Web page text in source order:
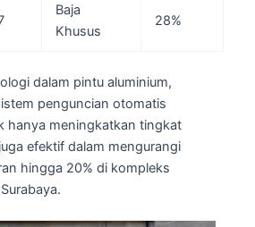
Baja
Khusus
28%
dalam pintu aluminium,
penguncian otomatis
hanya meningkatkan tingkat
efektif dalam mengurangi
hingga 20% di kompleks